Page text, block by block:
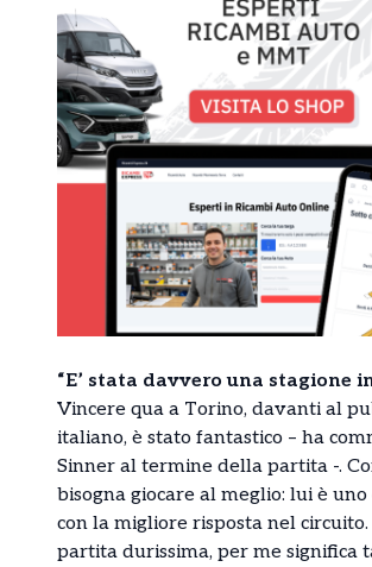
“E’ stata davvero una stagione
Vincere qua a Torino, davanti al
italiano, è stato fantastico – ha
Sinner al termine della partita -.
bisogna giocare al meglio: lui è
con la migliore risposta nel circuito.
partita durissima, per me significa